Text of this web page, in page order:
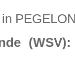
(WSV):